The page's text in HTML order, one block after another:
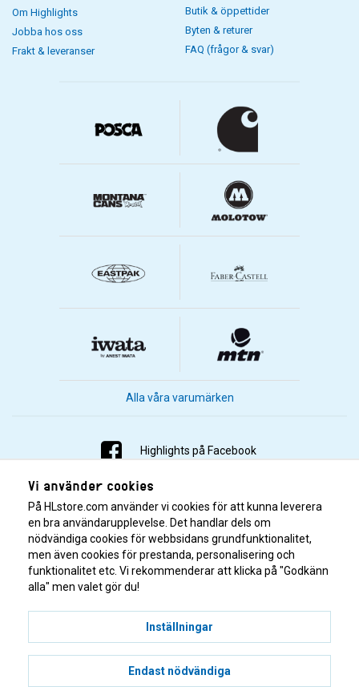
Om Highlights
Jobba hos oss
Frakt & leveranser
Butik & öppettider
Byten & returer
FAQ (frågor & svar)
Alla våra varumärken
Highlights på Facebook
Highlights på Instagram
Highlights på Youtube
Highlights på Tiktok
© 2001–2026 Highlights/KR Distribution AB.
Vi använder cookies
På HLstore.com använder vi cookies för att kunna leverera
en bra användarupplevelse. Det handlar dels om
nödvändiga cookies för webbsidans grundfunktionalitet,
men även cookies för prestanda, personalisering och
funktionalitet etc. Vi rekommenderar att klicka på "Godkänn
alla" men valet gör du!
Inställningar
Endast nödvändiga